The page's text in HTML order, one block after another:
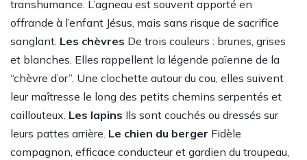
transhumance. L’agneau est souvent apporté en
offrande à l’enfant Jésus, mais sans risque de sacrifice
sanglant. Les chèvres De trois couleurs : brunes, grises
et blanches. Elles rappellent la légende païenne de la
“chèvre d’or”. Une clochette autour du cou, elles suivent
leur maîtresse le long des petits chemins serpentés et
caillouteux. Les lapins Ils sont couchés ou dressés sur
leurs pattes arrière. Le chien du berger Fidèle
compagnon, efficace conducteur et gardien du troupeau,